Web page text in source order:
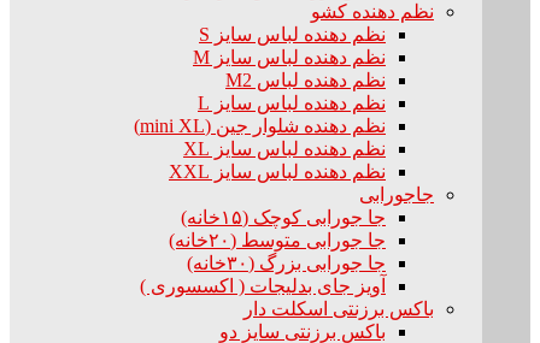
نظم دهنده کشو
نظم دهنده لباس سایز S
نظم دهنده لباس سایز M
نظم دهنده لباس M2
نظم دهنده لباس سایز L
نظم دهنده شلوار جین (mini XL)
نظم دهنده لباس سایز XL
نظم دهنده لباس سایز XXL
جاجورابی
جا جورابی کوچک (۱۵خانه)
جا جورابی متوسط (۲۰خانه)
جا جورابی بزرگ (۳۰خانه)
آویز جای بدلیجات ( اکسسوری )
باکس برزنتی اسکلت دار
باکس برزنتی سایز دو